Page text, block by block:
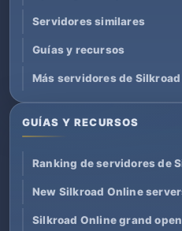
Servidores similares
Guías y recursos
Más servidores de
GUÍAS Y RECURSOS
Ranking de servidores de
New Silkroad Online
Silkroad Online grand